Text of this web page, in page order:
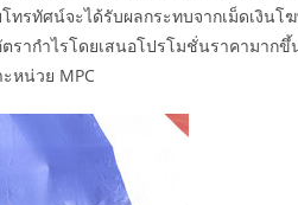
ทรทัศน์จะได้รับผลกระทบจากเม็ดเงิน
ากำไรโดยเสนอโปรโมชั่นราคามากขึ้น
หน่วย MPC